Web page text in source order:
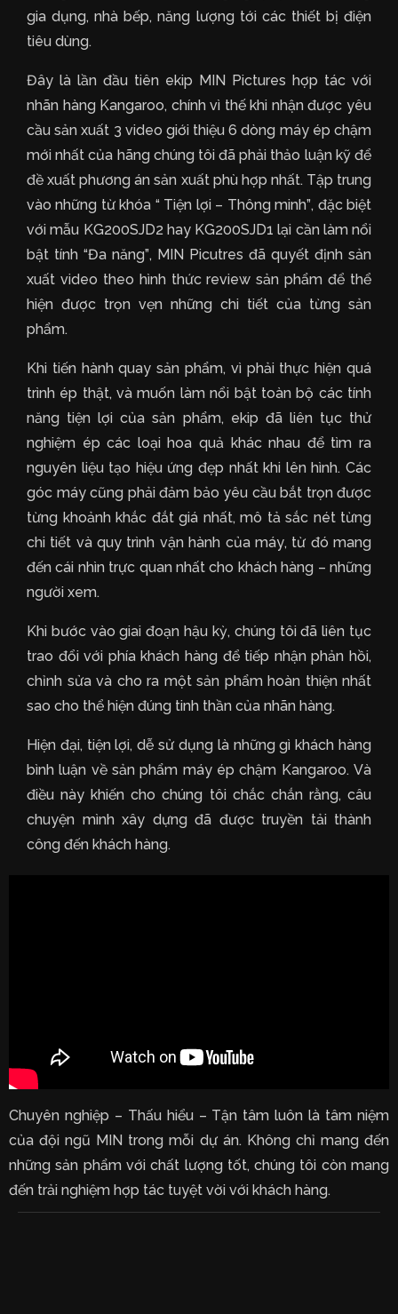
gia dụng, nhà bếp, năng lượng tới các thiết bị điện
tiêu dùng.
Đây là lần đầu tiên ekip MIN Pictures hợp tác với
nhãn hàng Kangaroo, chính vì thế khi nhận được yêu
cầu sản xuất 3 video giới thiệu 6 dòng máy ép chậm
mới nhất của hãng chúng tôi đã phải thảo luận kỹ để
đề xuất phương án sản xuất phù hợp nhất. Tập trung
vào những từ khóa “ Tiện lợi – Thông minh”, đặc biệt
với mẫu KG200SJD2 hay KG200SJD1 lại cần làm nổi
bật tính “Đa năng”, MIN Picutres đã quyết định sản
xuất video theo hình thức review sản phẩm để thể
hiện được trọn vẹn những chi tiết của từng sản
phẩm.
Khi tiến hành quay sản phẩm, vì phải thực hiện quá
trình ép thật, và muốn làm nổi bật toàn bộ các tính
năng tiện lợi của sản phẩm, ekip đã liên tục thử
nghiệm ép các loại hoa quả khác nhau để tìm ra
nguyên liệu tạo hiệu ứng đẹp nhất khi lên hình. Các
góc máy cũng phải đảm bảo yêu cầu bắt trọn được
từng khoảnh khắc đắt giá nhất, mô tả sắc nét từng
chi tiết và quy trình vận hành của máy, từ đó mang
đến cái nhìn trực quan nhất cho khách hàng – những
người xem.
Khi bước vào giai đoạn hậu kỳ, chúng tôi đã liên tục
trao đổi với phía khách hàng để tiếp nhận phản hồi,
chỉnh sửa và cho ra một sản phẩm hoàn thiện nhất
sao cho thể hiện đúng tinh thần của nhãn hàng.
Hiện đại, tiện lợi, dễ sử dụng là những gì khách hàng
bình luận về sản phẩm máy ép chậm Kangaroo. Và
điều này khiến cho chúng tôi chắc chắn rằng, câu
chuyện mình xây dựng đã được truyền tải thành
công đến khách hàng.
Chuyên nghiệp – Thấu hiểu – Tận tâm luôn là tâm niệm
của đội ngũ MIN trong mỗi dự án. Không chỉ mang đến
những sản phẩm với chất lượng tốt, chúng tôi còn mang
đến trải nghiệm hợp tác tuyệt vời với khách hàng.